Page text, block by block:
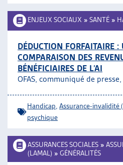
ENJEUX SOCIAUX » SANTÉ »
DÉDUCTION FORFAITAIRE :
COMPARAISON DES
BÉNÉFICIAIRES DE L’AI
OFAS, communiqué de
Handicap Assurance-invalidité
psychique
ASSURANCES SOCIALES »
(LAMAL) » GÉNÉRALITÉS